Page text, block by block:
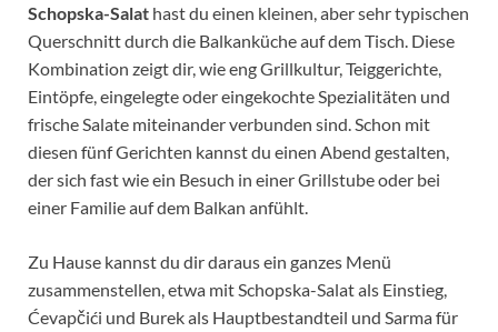
Schopska-Salat hast du einen kleinen, aber sehr typischen
Querschnitt durch die Balkanküche auf dem Tisch. Diese
Kombination zeigt dir, wie eng Grillkultur, Teiggerichte,
Eintöpfe, eingelegte oder eingekochte Spezialitäten und
frische Salate miteinander verbunden sind. Schon mit
diesen fünf Gerichten kannst du einen Abend gestalten,
der sich fast wie ein Besuch in einer Grillstube oder bei
einer Familie auf dem Balkan anfühlt.
Zu Hause kannst du dir daraus ein ganzes Menü
zusammenstellen, etwa mit Schopska-Salat als Einstieg,
Ćevapčići und Burek als Hauptbestandteil und Sarma für